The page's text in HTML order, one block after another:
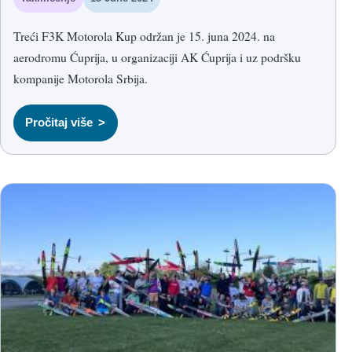
Treći F3K Motorola Kup održan je 15. juna 2024. na
aerodromu Ćuprija, u organizaciji AK Ćuprija i uz podršku
kompanije Motorola Srbija.
Pročitaj više